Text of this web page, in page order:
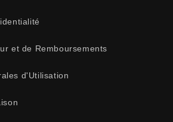
et de Remboursements
d'Utilisation